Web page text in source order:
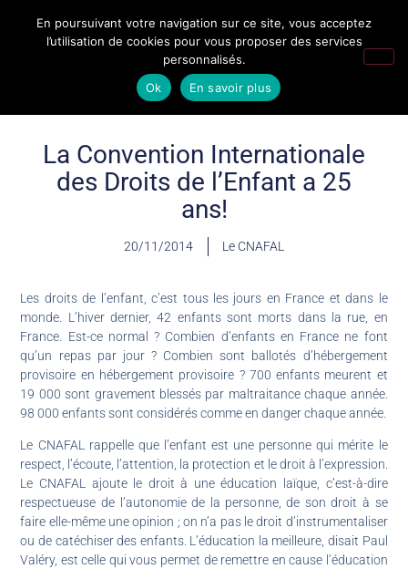
La Convention Internationale
des Droits de l’Enfant a 25
ans!
20/11/2014 Le CNAFAL
Les droits de l’enfant, c’est tous les jours en France et dans le
monde. L’hiver dernier, 42 enfants sont morts dans la rue, en
France. Est-ce normal ? Combien d’enfants en France ne font
qu’un repas par jour ? Combien sont ballotés d’hébergement
provisoire en hébergement provisoire ? 700 enfants meurent et
19 000 sont gravement blessés par maltraitance chaque année.
98 000 enfants sont considérés comme en danger chaque année.
Le CNAFAL rappelle que l’enfant est une personne qui mérite le
respect, l’écoute, l’attention, la protection et le droit à l’expression.
Le CNAFAL ajoute le droit à une éducation laïque, c’est-à-dire
respectueuse de l’autonomie de la personne, de son droit à se
faire elle-même une opinion ; on n’a pas le droit d’instrumentaliser
ou de catéchiser des enfants. L’éducation la meilleure, disait Paul
Valéry, est celle qui vous permet de remettre en cause l’éducation
En poursuivant votre navigation sur ce site, vous acceptez
l’utilisation de cookies pour vous proposer des services
personnalisés.
Ok
En savoir plus